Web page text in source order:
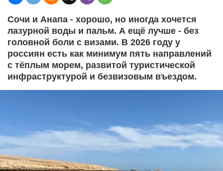
Сочи и Анапа - хорошо, но иногда хочется
лазурной воды и пальм. А ещё лучше - без
головной боли с визами. В 2026 году у
россиян есть как минимум пять направлений
с тёплым морем, развитой туристической
инфраструктурой и безвизовым въездом.